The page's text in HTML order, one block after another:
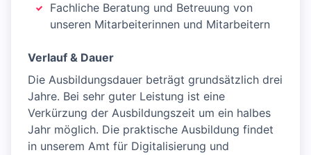
Fachliche Beratung und Betreuung von
unseren Mitarbeiterinnen und Mitarbeitern
Verlauf & Dauer
Die Ausbildungsdauer beträgt grundsätzlich drei
Jahre. Bei sehr guter Leistung ist eine
Verkürzung der Ausbildungszeit um ein halbes
Jahr möglich. Die praktische Ausbildung findet
in unserem Amt für Digitalisierung und